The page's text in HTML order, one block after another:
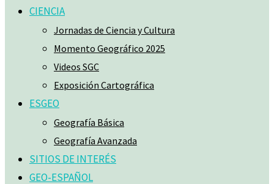
CIENCIA
Jornadas de Ciencia y Cultura
Momento Geográfico 2025
Videos SGC
Exposición Cartográfica
ESGEO
Geografía Básica
Geografía Avanzada
SITIOS DE INTERÉS
GEO-ESPAÑOL